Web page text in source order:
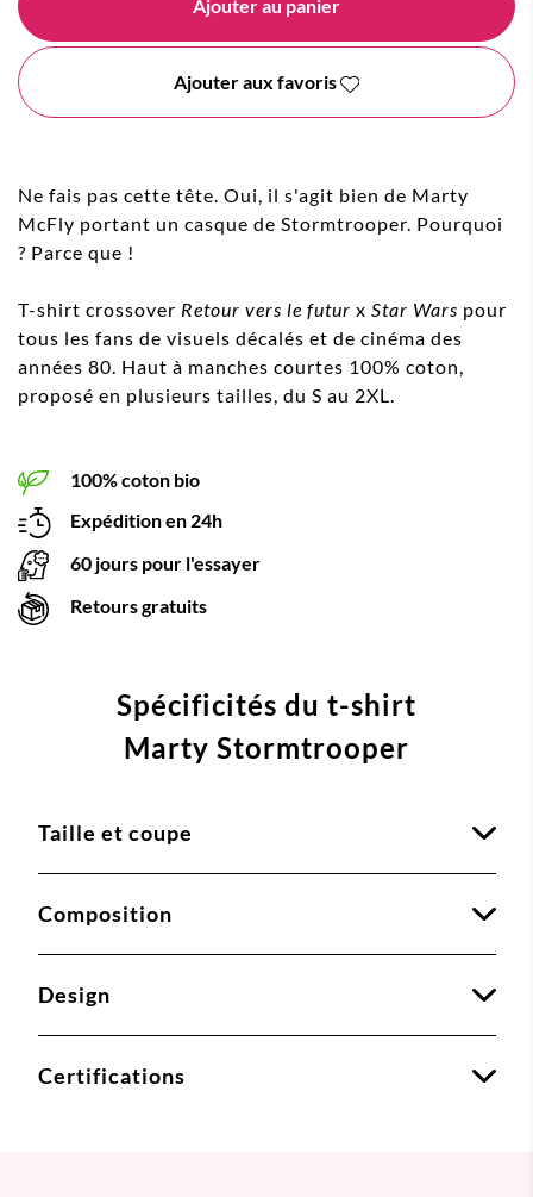
Ajouter au panier
Ajouter aux favoris
Ne fais pas cette tête. Oui, il s'agit bien de Marty
McFly portant un casque de Stormtrooper. Pourquoi
? Parce que !
T-shirt crossover Retour vers le futur x Star Wars pour
tous les fans de visuels décalés et de cinéma des
années 80. Haut à manches courtes 100% coton,
proposé en plusieurs tailles, du S au 2XL.
100% coton bio
Expédition en 24h
60 jours pour l'essayer
Retours gratuits
Spécificités du t-shirt
Marty Stormtrooper
Taille et coupe
Composition
Design
Certifications